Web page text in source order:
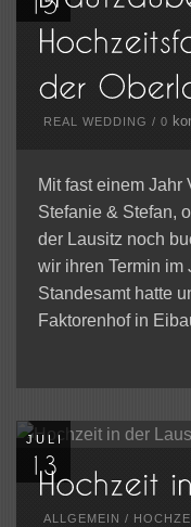
REAL WEDDING / 0
Mit fast einem Jahr
Stefanie & Stefan,
der Lausitz noch
wir ihren Termin im
Standesamt hatte
Faktorenhof in
JULI
ALLGEMEIN /